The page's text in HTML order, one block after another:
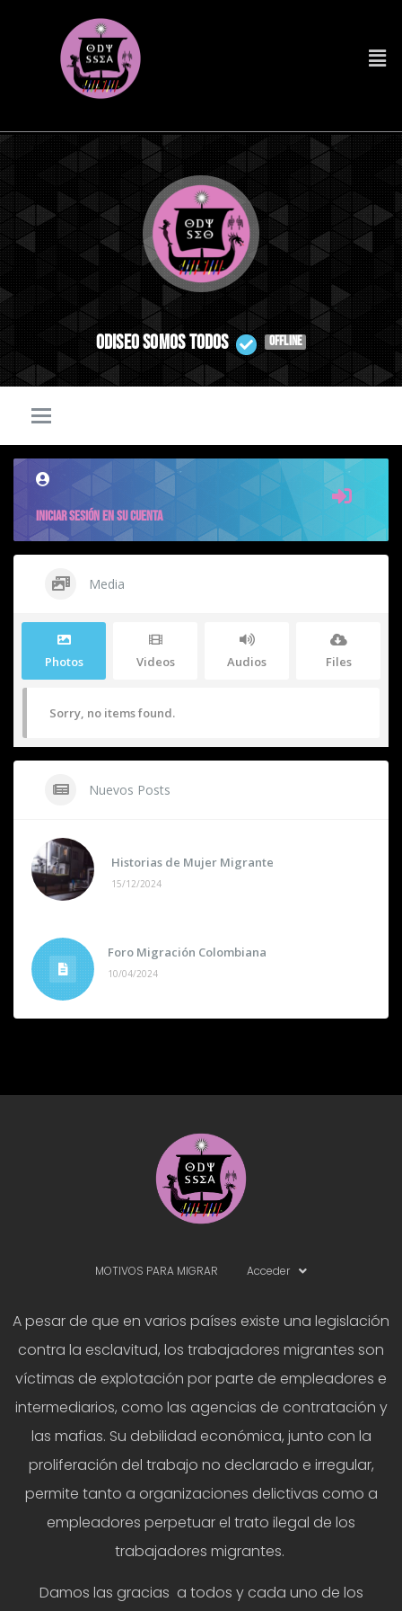
Odiseo Somos Todos OFFLINE
INICIAR SESIÓN EN SU CUENTA
Media
Photos Videos Audios Files
Sorry, no items found.
Nuevos Posts
Historias de Mujer Migrante
15/12/2024
Foro Migración Colombiana
10/04/2024
MOTIVOS PARA MIGRAR Acceder
A pesar de que en varios países existe una legislación
contra la esclavitud, los trabajadores migrantes son
víctimas de explotación por parte de empleadores e
intermediarios, como las agencias de contratación y
las mafias. Su debilidad económica, junto con la
proliferación del trabajo no declarado e irregular,
permite tanto a organizaciones delictivas como a
empleadores perpetuar el trato ilegal de los
trabajadores migrantes.
Damos las gracias a todos y cada uno de los